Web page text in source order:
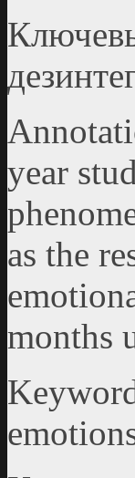
year
as the
months